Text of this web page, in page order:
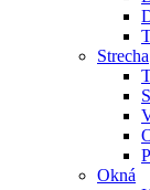
Strecha
Okná